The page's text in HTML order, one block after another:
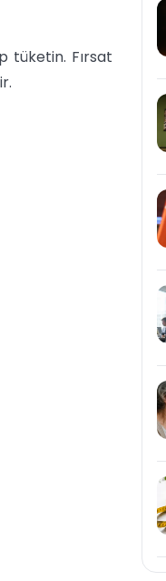
tüketin. Fırsat